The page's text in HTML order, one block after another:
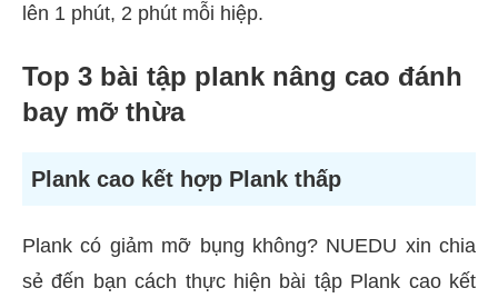
lên 1 phút, 2 phút mỗi hiệp.
Top 3 bài tập plank nâng cao đánh
bay mỡ thừa
Plank cao kết hợp Plank thấp
Plank có giảm mỡ bụng không? NUEDU xin chia
sẻ đến bạn cách thực hiện bài tập Plank cao kết